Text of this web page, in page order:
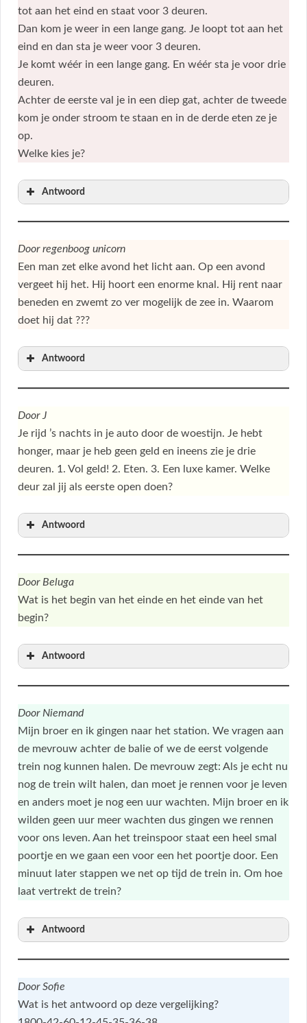
tot aan het eind en staat voor 3 deuren.
Dan kom je weer in een lange gang. Je loopt tot aan het
eind en dan sta je weer voor 3 deuren.
Je komt wéér in een lange gang. En wéér sta je voor drie
deuren.
Achter de eerste val je in een diep gat, achter de tweede
kom je onder stroom te staan en in de derde eten ze je
op.
Welke kies je?
Antwoord
Door regenboog unicorn
Een man zet elke avond het licht aan. Op een avond
vergeet hij het. Hij hoort een enorme knal. Hij rent naar
beneden en zwemt zo ver mogelijk de zee in. Waarom
doet hij dat ???
Antwoord
Door J
Je rijd ’s nachts in je auto door de woestijn. Je hebt
honger, maar je heb geen geld en ineens zie je drie
deuren. 1. Vol geld! 2. Eten. 3. Een luxe kamer. Welke
deur zal jij als eerste open doen?
Antwoord
Door Beluga
Wat is het begin van het einde en het einde van het
begin?
Antwoord
Door Niemand
Mijn broer en ik gingen naar het station. We vragen aan
de mevrouw achter de balie of we de eerst volgende
trein nog kunnen halen. De mevrouw zegt: Als je echt nu
nog de trein wilt halen, dan moet je rennen voor je leven
en anders moet je nog een uur wachten. Mijn broer en ik
wilden geen uur meer wachten dus gingen we rennen
voor ons leven. Aan het treinspoor staat een heel smal
poortje en we gaan een voor een het poortje door. Een
minuut later stappen we net op tijd de trein in. Om hoe
laat vertrekt de trein?
Antwoord
DoorSofie
Wat is het antwoord op deze vergelijking?